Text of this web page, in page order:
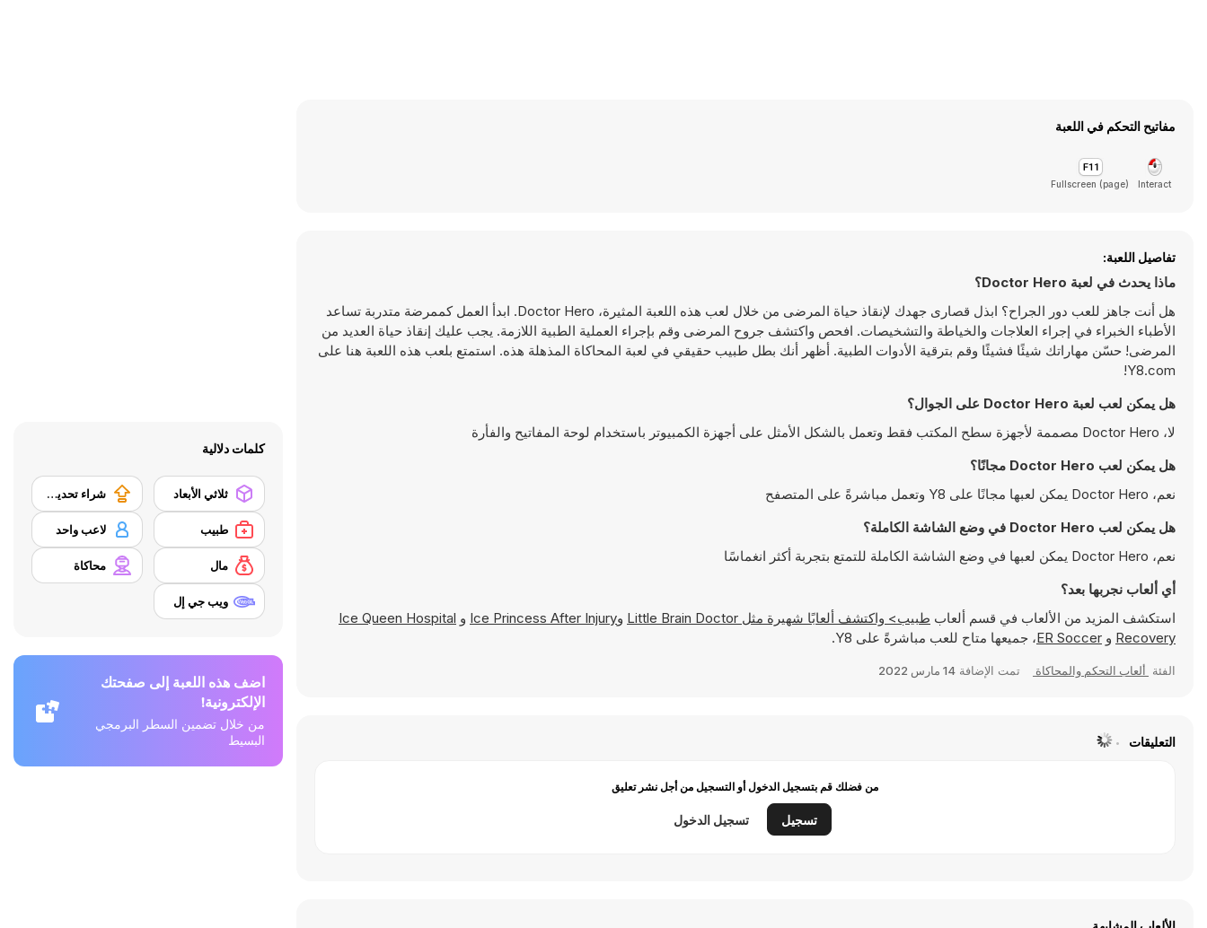
مفاتيح التحكم في اللعبة
Interact
Fullscreen (page)
تفاصيل اللعبة:
ماذا يحدث في لعبة Doctor Hero؟
هل أنت جاهز للعب دور الجراح؟ ابذل قصارى جهدك لإنقاذ حياة المرضى من خلال لعب هذه اللعبة المثيرة، Doctor Hero. ابدأ العمل كممرضة متدربة تساعد
الأطباء الخبراء في إجراء العلاجات والخياطة والتشخيصات. افحص واكتشف جروح المرضى وقم بإجراء العملية الطبية اللازمة. يجب عليك إنقاذ حياة العديد من
المرضى! حسّن مهاراتك شيئًا فشيئًا وقم بترقية الأدوات الطبية. أظهر أنك بطل طبيب حقيقي في لعبة المحاكاة المذهلة هذه. استمتع بلعب هذه اللعبة هنا على
Y8.com!
هل يمكن لعب لعبة Doctor Hero على الجوال؟
لا، Doctor Hero مصممة لأجهزة سطح المكتب فقط وتعمل بالشكل الأمثل على أجهزة الكمبيوتر باستخدام لوحة المفاتيح والفأرة
هل يمكن لعب Doctor Hero مجانًا؟
نعم، Doctor Hero يمكن لعبها مجانًا على Y8 وتعمل مباشرةً على المتصفح
هل يمكن لعب Doctor Hero في وضع الشاشة الكاملة؟
نعم، Doctor Hero يمكن لعبها في وضع الشاشة الكاملة للتمتع بتجربة أكثر انغماسًا
أي ألعاب نجربها بعد؟
استكشف المزيد من الألعاب في قسم ألعاب طبيب> واكتشف ألعابًا شهيرة مثل Little Brain Doctor وIce Princess After Injury و Ice Queen Hospital
Recovery و ER Soccer، جميعها متاح للعب مباشرةً على Y8.
الفئة ألعاب التحكم والمحاكاة تمت الإضافة 14 مارس 2022
التعليقات
من فضلك قم بتسجيل الدخول أو التسجيل من أجل نشر تعليق
تسجيل تسجيل الدخول
كلمات دلالية
ثلاثي الأبعاد شراء تحديث المعدات
طبيب لاعب واحد
مال محاكاة
ويب جي إل
اضف هذه اللعبة إلى صفحتك
الإلكترونية!
من خلال تضمين السطر البرمجي
البسيط